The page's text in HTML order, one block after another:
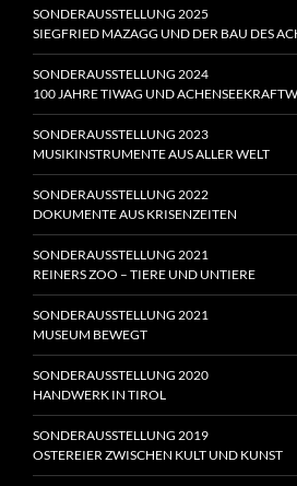
SONDERAUSSTELLUNG 2025
SIEGFRIED MAZAGG UND DER BAU DES
SONDERAUSSTELLUNG 2024
100 JAHRE TIWAG UND
SONDERAUSSTELLUNG 2023
MUSIKINSTRUMENTE AUS ALLER WELT
SONDERAUSSTELLUNG 2022
DOKUMENTE AUS KRISENZEITEN
SONDERAUSSTELLUNG 2021
REINERS ZOO – TIERE UND UNTIERE
SONDERAUSSTELLUNG 2021
MUSEUM BEWEGT
SONDERAUSSTELLUNG 2020
HANDWERK IN TIROL
SONDERAUSSTELLUNG 2019
OSTEREIER ZWISCHEN KULT UND KUNST